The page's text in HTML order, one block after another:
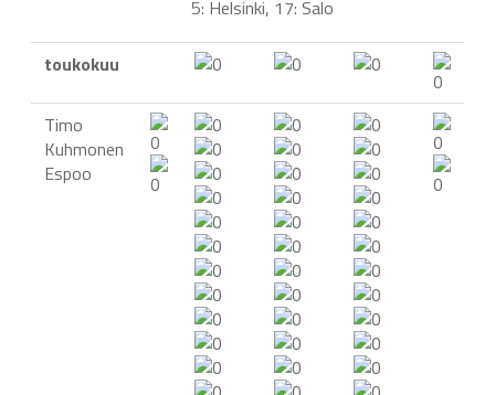
5: Helsinki, 17: Salo
toukokuu
Timo
Kuhmonen
Espoo